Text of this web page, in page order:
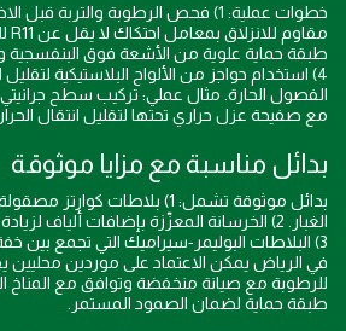
طبقة حماية علوية من الأشعة فوق البنفسجية
4) استخدام حواجز من الألواح البلاستيكية
الفصول الحارة. مثال عملي: تركيب سطح
مع صفيحة عزل حراري تحتها لتقليل انتقال
بدائل مناسبة مع مزايا موثوقة
بدائل موثوقة تشمل: 1) بلاطات
الغبار. 2) الخرسانة المعزّزة بإضافات ألياف
3) البلاطات البوليمر-سيراميك التي تجمع بين
في الرياض يمكن الاعتماد على موردين
للرطوبة مع صيانة منخفضة وتوافق مع المناخ
طبقة حماية لضمان الصمود المستمر.